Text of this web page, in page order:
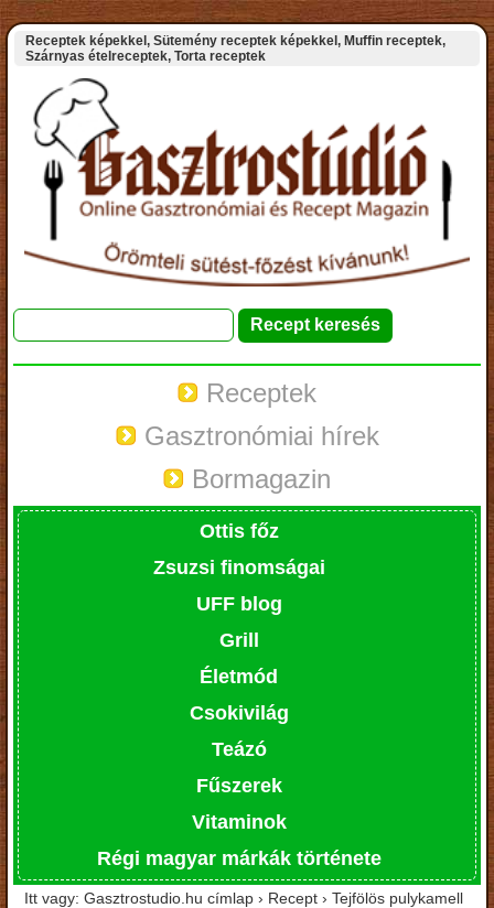
Receptek képekkel, Sütemény receptek képekkel, Muffin receptek,
Szárnyas ételreceptek, Torta receptek
Receptek
Gasztronómiai hírek
Bormagazin
Ottis főz
Zsuzsi finomságai
UFF blog
Grill
Életmód
Csokivilág
Teázó
Fűszerek
Vitaminok
Régi magyar márkák története
Itt vagy: Gasztrostudio.hu címlap › Recept › Tejfölös pulykamell